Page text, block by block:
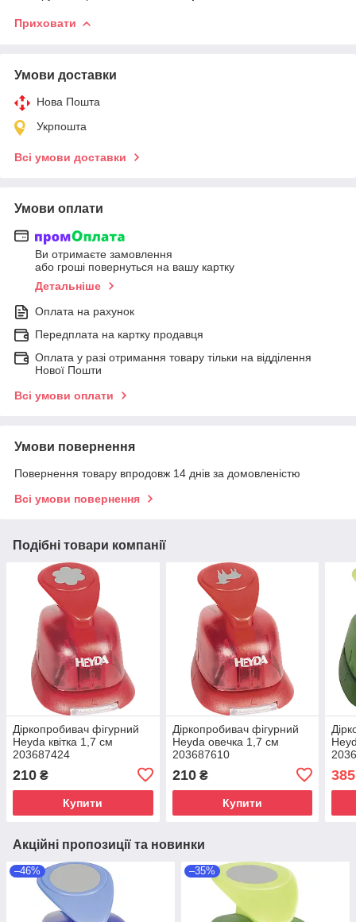
Приховати
Умови доставки
Нова Пошта
Укрпошта
Всі умови доставки
Умови оплати
Ви отримаєте замовлення
або гроші повернуться на вашу картку
Детальніше
Оплата на рахунок
Передплата на картку продавця
Оплата у разі отримання товару тільки на відділення
Нової Пошти
Всі умови оплати
Умови повернення
Повернення товару впродовж 14 днів за домовленістю
Всі умови повернення
Подібні товари компанії
Діркопробивач фігурний
Heyda квітка 1,7 см
203687424
210 ₴
Купити
Діркопробивач фігурний
Heyda овечка 1,7 см
203687610
210₴
Купити
385
Акційні пропозиції та новинки
–46% –35%